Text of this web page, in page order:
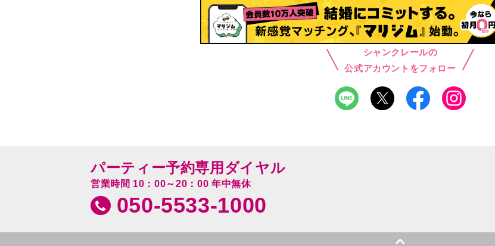
シャンクレールの
公式アカウントをフォロー
パーティー予約専用ダイヤル
営業時間 10：00～20：00 年中無休
050-5533-1000